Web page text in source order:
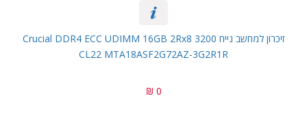
זיכרון למחשב נייח Crucial DDR4 ECC UDIMM 16GB 2Rx8 3200
CL22 MTA18ASF2G72AZ-3G2R1R
0 ₪